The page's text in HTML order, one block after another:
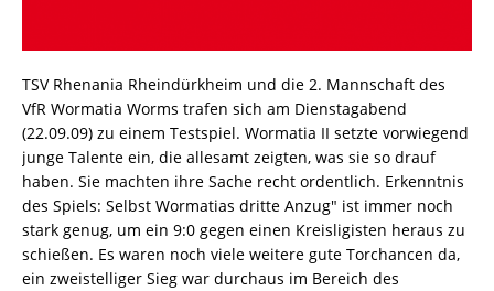
TSV Rhenania Rheindürkheim und die 2. Mannschaft des
VfR Wormatia Worms trafen sich am Dienstagabend
(22.09.09) zu einem Testspiel. Wormatia II setzte vorwiegend
junge Talente ein, die allesamt zeigten, was sie so drauf
haben. Sie machten ihre Sache recht ordentlich. Erkenntnis
des Spiels: Selbst Wormatias dritte Anzug" ist immer noch
stark genug, um ein 9:0 gegen einen Kreisligisten heraus zu
schießen. Es waren noch viele weitere gute Torchancen da,
ein zweistelliger Sieg war durchaus im Bereich des